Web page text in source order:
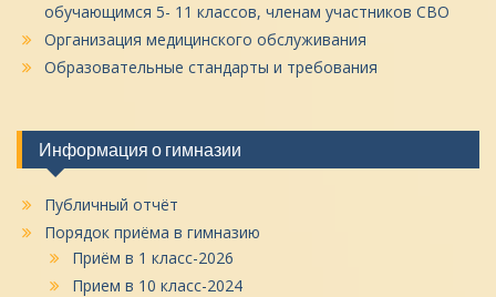
обучающимся 5- 11 классов, членам участников СВО
Организация медицинского обслуживания
Образовательные стандарты и требования
Информация о гимназии
Публичный отчёт
Порядок приёма в гимназию
Приём в 1 класс-2026
Прием в 10 класс-2024